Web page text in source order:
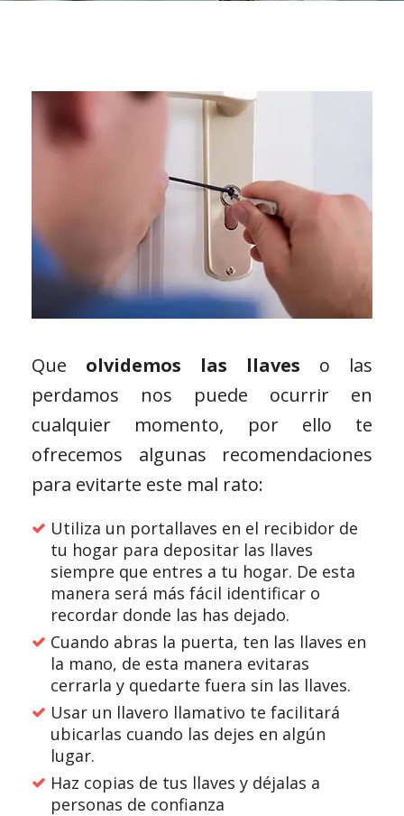
Que olvidemos las llaves o las
perdamos nos puede ocurrir en
cualquier momento, por ello te
ofrecemos algunas recomendaciones
para evitarte este mal rato:
Utiliza un portallaves en el recibidor de
tu hogar para depositar las llaves
siempre que entres a tu hogar. De esta
manera será más fácil identificar o
recordar donde las has dejado.
Cuando abras la puerta, ten las llaves en
la mano, de esta manera evitaras
cerrarla y quedarte fuera sin las llaves.
Usar un llavero llamativo te facilitará
ubicarlas cuando las dejes en algún
lugar.
Haz copias de tus llaves y déjalas a
personas de confianza